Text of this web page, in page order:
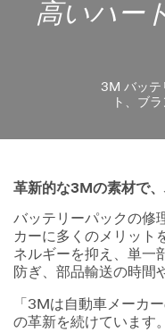
高いハー
3M バッテ
ト、ブ
革新的な3Mの素材で
バッテリーパックの修
カーに多くのメリット
ネルギーを抑え、単一
防ぎ、部品輸送の時間
「3Mは自動車メーカ
の革新を続けています